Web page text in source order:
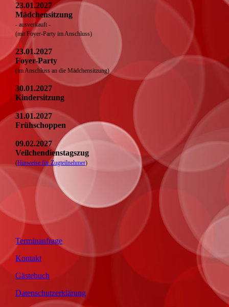
23.01.2027
Mädchensitzung
- ausverkauft -
(mit Foyer-Party im Anschluss)
23.01.2027
Foyer-Party
(im Anschluss an die Mädchensitzung)
30.01.2027
Kindersitzung
31.01.2027
Frühschoppen
09.02.2027
Veilchendienstagszug
(Hinweise für Zugteilnehmer)
Terminanfrage
Kontakt
Gästebuch
Datenschutzerklärung